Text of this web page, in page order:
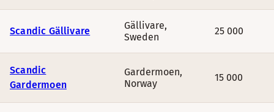
Scandic Gällivare Gällivare,
Sweden
25 000
Scandic
Gardermoen
Gardermoen,
Norway
15 000